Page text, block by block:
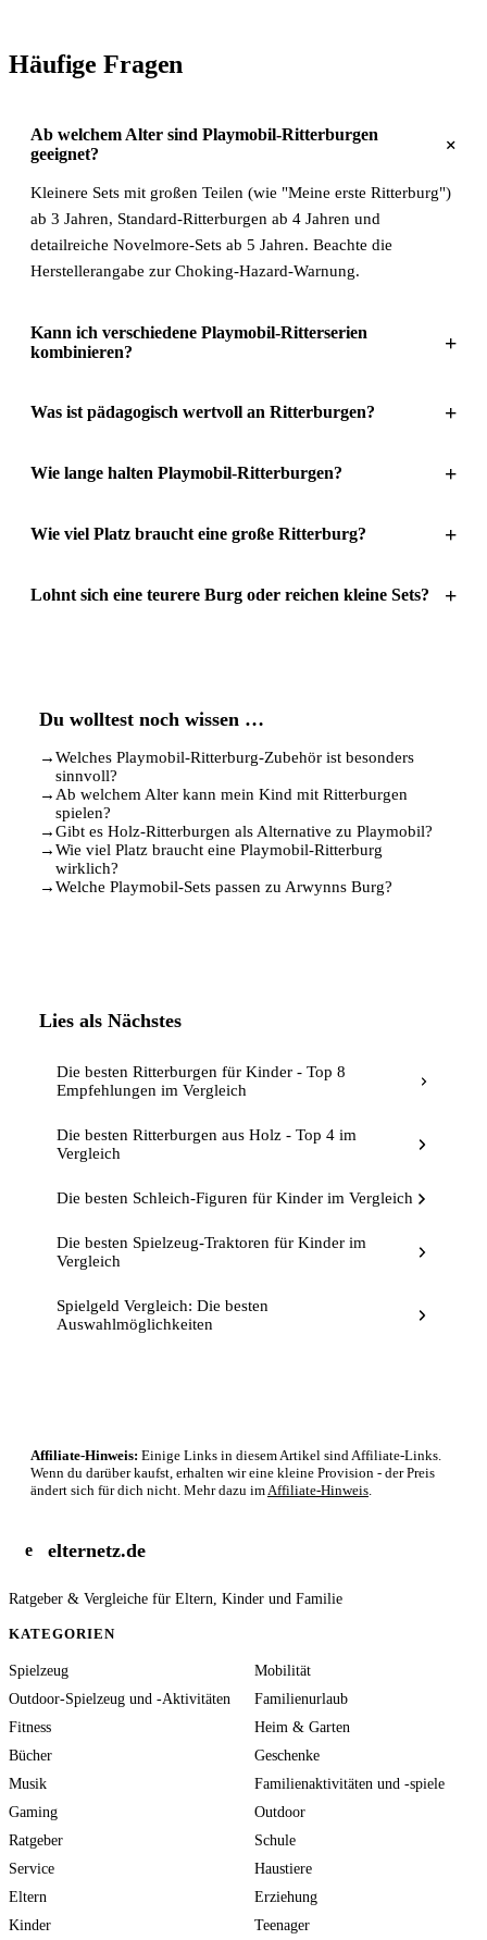
Häufige Fragen
Ab welchem Alter sind Playmobil-Ritterburgen
geeignet?
+
Kleinere Sets mit großen Teilen (wie "Meine erste Ritterburg")
ab 3 Jahren, Standard-Ritterburgen ab 4 Jahren und
detailreiche Novelmore-Sets ab 5 Jahren. Beachte die
Herstellerangabe zur Choking-Hazard-Warnung.
Kann ich verschiedene Playmobil-Ritterserien
kombinieren?
+
Was ist pädagogisch wertvoll an Ritterburgen? +
Wie lange halten Playmobil-Ritterburgen? +
Wie viel Platz braucht eine große Ritterburg? +
Lohnt sich eine teurere Burg oder reichen kleine Sets? +
Du wolltest noch wissen …
→Welches Playmobil-Ritterburg-Zubehör ist besonders
sinnvoll?
→ Ab welchem Alter kann mein Kind mit Ritterburgen
spielen?
→Gibt es Holz-Ritterburgen als Alternative zu Playmobil?
→Wie viel Platz braucht eine Playmobil-Ritterburg
wirklich?
→Welche Playmobil-Sets passen zu Arwynns Burg?
Lies als Nächstes
Die besten Ritterburgen für Kinder - Top 8
Empfehlungen im Vergleich
Die besten Ritterburgen aus Holz - Top 4 im
Vergleich
Die besten Schleich-Figuren für Kinder im Vergleich
Die besten Spielzeug-Traktoren für Kinder im
Vergleich
Spielgeld Vergleich: Die besten
Auswahlmöglichkeiten
Affiliate-Hinweis: Einige Links in diesem Artikel sind Affiliate-Links.
Wenn du darüber kaufst, erhalten wir eine kleine Provision - der Preis
ändert sich für dich nicht. Mehr dazu imAffiliate-Hinweis.
e elternetz.de
Ratgeber & Vergleiche für Eltern, Kinder und Familie
KATEGORIEN
Spielzeug
Mobilität
Outdoor-Spielzeug und -Aktivitäten
Familienurlaub
Fitness
Heim & Garten
Bücher
Geschenke
Musik
Familienaktivitäten und -spiele
Gaming
Outdoor
Ratgeber
Schule
Service
Haustiere
Eltern
Erziehung
Kinder
Teenager